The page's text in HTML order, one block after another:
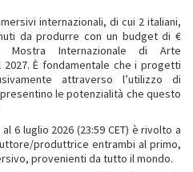
internazionali, di cui 2 italiani,
da produrre con un budget di €
Mostra Internazionale di Arte
È fondamentale che i progetti
attraverso l’utilizzo di
le potenzialità che questo
6 luglio 2026 (23:59 CET) è rivolto a
produttrice entrambi al primo,
provenienti da tutto il mondo.